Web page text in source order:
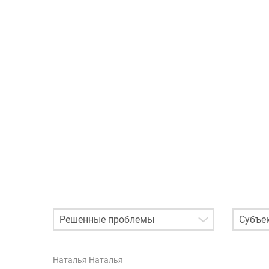
Email
Субъект
РФ
Наталья Наталья